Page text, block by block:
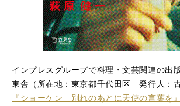
インプレスグループで料理・文芸関連の出
東舎（所在地：東京都千代田区 発行人：
『ショーケン 別れのあとに天使の言葉を』